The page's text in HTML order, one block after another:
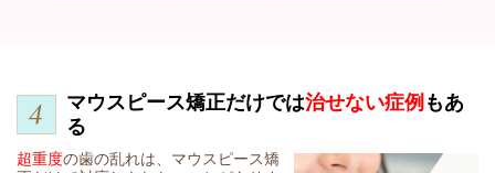
マウスピース矯正だけでは治せない症例 もあ
る
超重度の歯の乱れは、マウスピース矯